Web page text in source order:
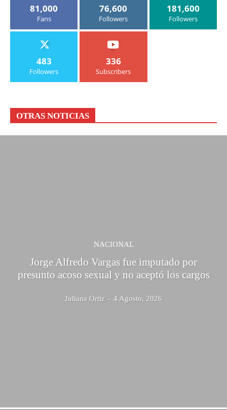
81,000
Fans
76,600
Followers
181,600
Followers
483
Followers
336
Subscribers
OTRAS NOTICIAS
NACIONAL
Jorge Alfredo Vargas fue imputado por
presunto acoso sexual y no aceptó los cargos
Juliana Ortiz - 4 Agosto, 2026